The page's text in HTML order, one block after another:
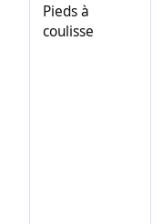
Pieds à
coulisse